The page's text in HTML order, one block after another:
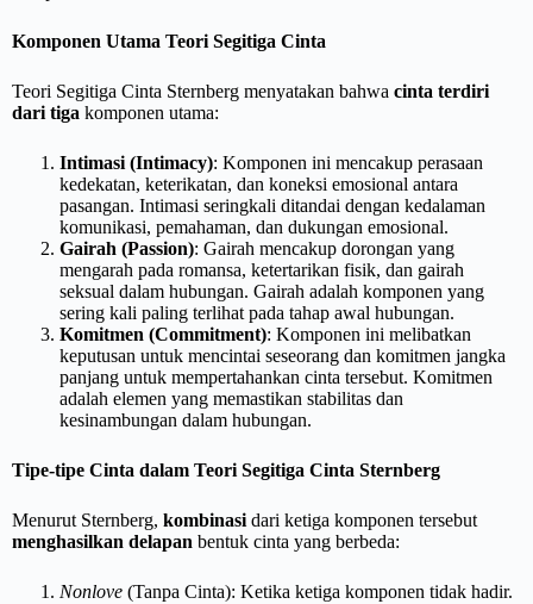
Komponen Utama Teori Segitiga Cinta
Teori Segitiga Cinta Sternberg menyatakan bahwa cinta terdiri
dari tiga komponen utama:
Intimasi (Intimacy): Komponen ini mencakup perasaan
kedekatan, keterikatan, dan koneksi emosional antara
pasangan. Intimasi seringkali ditandai dengan kedalaman
komunikasi, pemahaman, dan dukungan emosional.
Gairah (Passion): Gairah mencakup dorongan yang
mengarah pada romansa, ketertarikan fisik, dan gairah
seksual dalam hubungan. Gairah adalah komponen yang
sering kali paling terlihat pada tahap awal hubungan.
Komitmen (Commitment): Komponen ini melibatkan
keputusan untuk mencintai seseorang dan komitmen jangka
panjang untuk mempertahankan cinta tersebut. Komitmen
adalah elemen yang memastikan stabilitas dan
kesinambungan dalam hubungan.
Tipe-tipe Cinta dalam Teori Segitiga Cinta Sternberg
Menurut Sternberg, kombinasi dari ketiga komponen tersebut
menghasilkan delapan bentuk cinta yang berbeda:
Nonlove (Tanpa Cinta): Ketika ketiga komponen tidak hadir.